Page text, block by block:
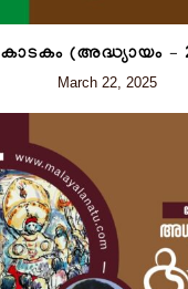
കാടകം (അദ്ധ്യായം –
March 22, 2025